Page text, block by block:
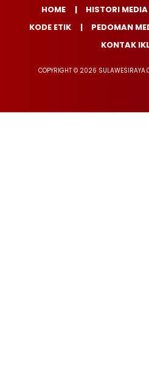
HOME HISTORI MEDIA
KODE ETIK
PEDOMAN
KONTAK
COPYRIGHT © 2026